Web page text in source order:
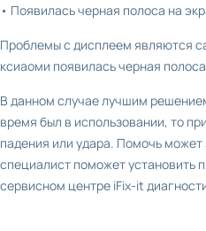
• Появилась черная полоса на
Проблемы с дисплеем являются
ксиаоми появилась черная
В данном случае лучшим
время был в использовании, то
падения или удара. Помочь
специалист поможет установить
сервисном центре iFix-it